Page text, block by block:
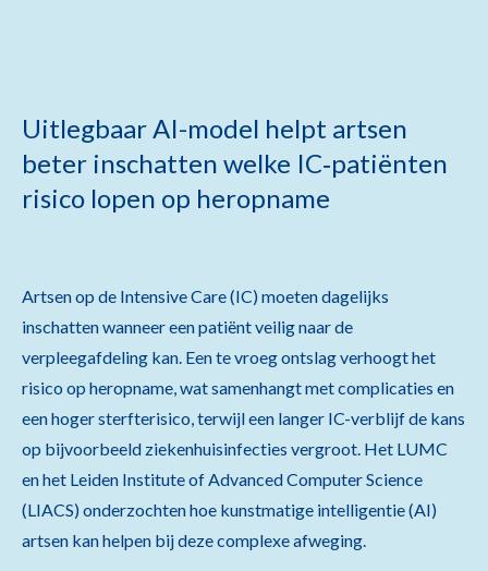
Uitlegbaar AI-model helpt artsen
beter inschatten welke IC‑patiënten
risico lopen op heropname
Artsen op de Intensive Care (IC) moeten dagelijks
inschatten wanneer een patiënt veilig naar de
verpleegafdeling kan. Een te vroeg ontslag verhoogt het
risico op heropname, wat samenhangt met complicaties en
een hoger sterfterisico, terwijl een langer IC-verblijf de kans
op bijvoorbeeld ziekenhuisinfecties vergroot. Het LUMC
en het Leiden Institute of Advanced Computer Science
(LIACS) onderzochten hoe kunstmatige intelligentie (AI)
artsen kan helpen bij deze complexe afweging.